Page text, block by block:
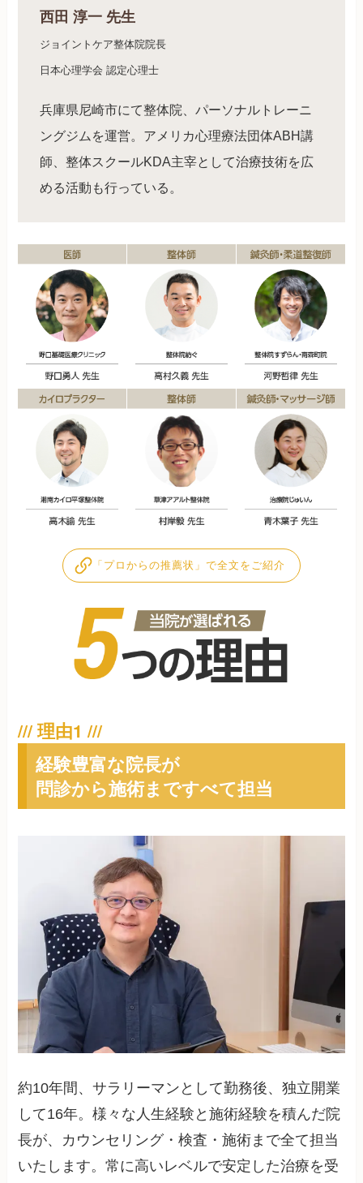
西田 淳一 先生
ジョイントケア整体院院長
日本心理学会 認定心理士
兵庫県尼崎市にて整体院、パーソナルトレーニ
ングジムを運営。アメリカ心理療法団体ABH講
師、整体スクールKDA主宰として治療技術を広
める活動も行っている。
「プロからの推薦状」で全文をご紹介
経験豊富な院長が
問診から施術まですべて担当
約10年間、サラリーマンとして勤務後、独立開業
して16年。様々な人生経験と施術経験を積んだ院
長が、カウンセリング・検査・施術まで全て担当
いたします。常に高いレベルで安定した治療を受